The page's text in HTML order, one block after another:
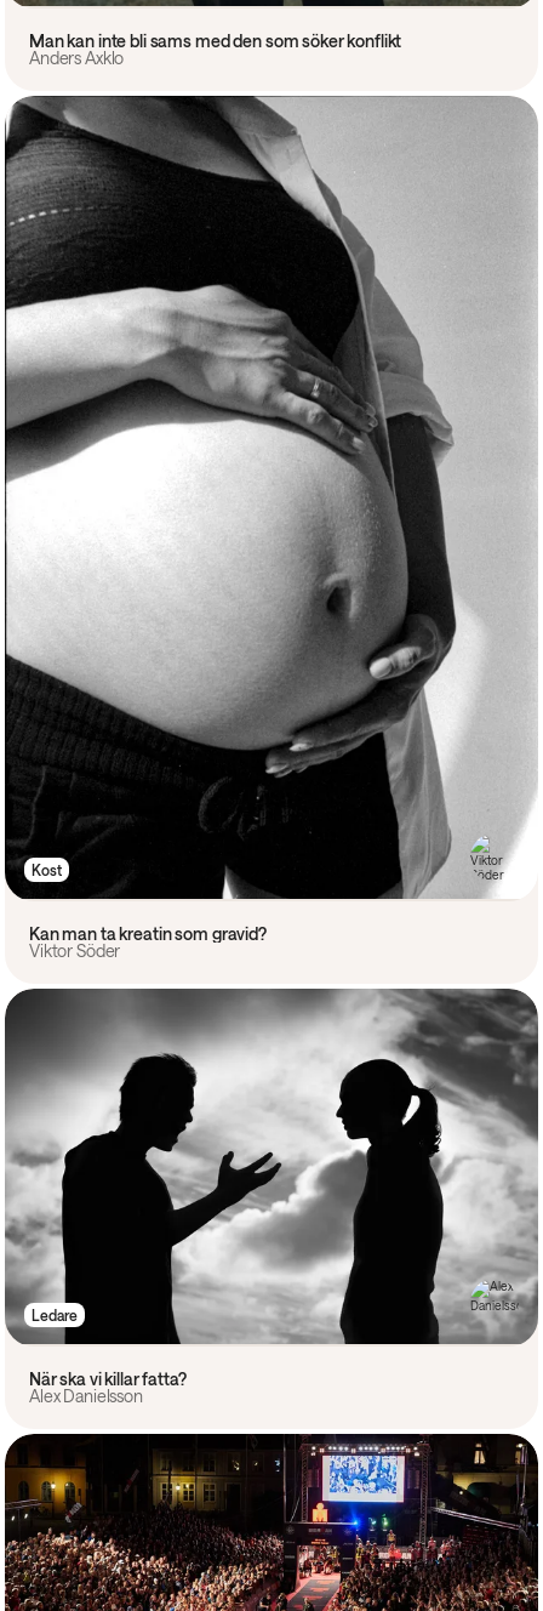
Man kan inte bli sams med den som söker konflikt
Anders Axklo
Kost
Kan man ta kreatin som gravid?
Viktor Söder
Ledare
När ska vi killar fatta?
Alex Danielsson